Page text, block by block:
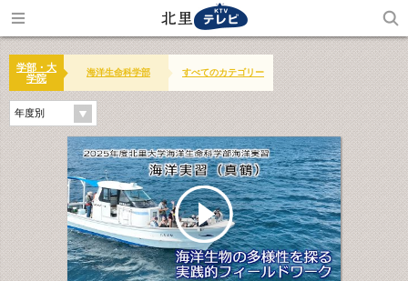
学部・大
学院
海洋生命科学部 すべてのカテゴリー
年度別